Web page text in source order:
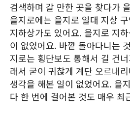
검색하며 갈 만한 곳을 찾다가
을지로에는 을지로 일대 지상
지하상가도 있어요. 을지로 지
이 없었어요. 바깥 돌아다니는
지로는 횡단보도 통해서 길 건
래서 굳이 귀찮게 계단 오르내
생각을 해본 일이 없었어요. 을
다 한 번에 걸어본 것도 매우 최